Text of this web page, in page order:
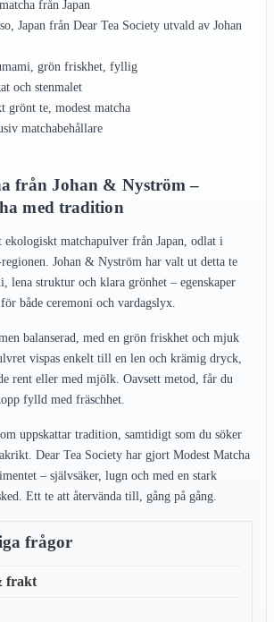
från Japan
Japan från Dear Tea Society utvald av Johan
grön friskhet, fyllig
och stenmalet
grönt te, modest matcha
matchabehållare
från Johan & Nyström –
med tradition
ekologiskt matchapulver från Japan, odlat i
Johan & Nyström har valt ut detta te
lena struktur och klara grönhet – egenskaper
både ceremoni och vardagslyx.
balanserad, med en grön friskhet och mjuk
vispas enkelt till en len och krämig dryck,
rent eller med mjölk. Oavsett metod, får du
fylld med fräschhet.
uppskattar tradition, samtidigt som du söker
Dear Tea Society har gjort Modest Matcha
– självsäker, lugn och med en stark
Ett te att återvända till, gång på gång.
frågor
frakt